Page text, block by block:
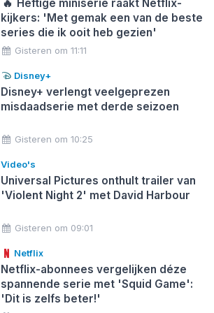
🔥 Heftige miniserie raakt Netflix-
kijkers: 'Met gemak een van de beste
series die ik ooit heb gezien'
Gisteren om 11:11
Disney+
Disney+ verlengt veelgeprezen
misdaadserie met derde seizoen
Gisteren om 10:25
Video's
Universal Pictures onthult trailer van
'Violent Night 2' met David Harbour
Gisteren om 09:01
Netflix
Netflix-abonnees vergelijken déze
spannende serie met 'Squid Game':
'Dit is zelfs beter!'